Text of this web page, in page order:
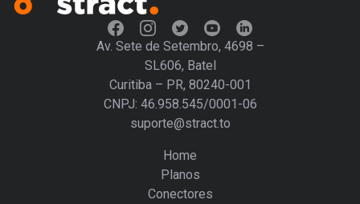
Av. Sete de Setembro, 4698 –
SL606, Batel
Curitiba – PR, 80240-001
CNPJ: 46.958.545/0001-06
suporte@stract.to
Home
Planos
Conectores